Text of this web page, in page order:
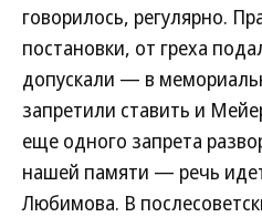
говорилось, регулярно.
постановки, от греха
допускали — в
запретили ставить и
еще одного запрета
нашей памяти — речь
Любимова. В